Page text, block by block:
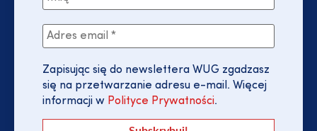
Zapisując się do newslettera WUG zgadzasz
się na przetwarzanie adresu e-mail. Więcej
informacji w Polityce Prywatności.